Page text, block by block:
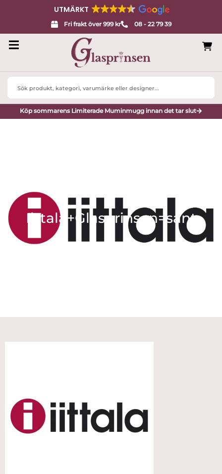
UTMÄRKT
Fri frakt över 999 kr 08 - 22 79 39
Search
Köp sommarens Limiterade Muminmugg innan det tar slut
Iittala+Glasprinsen=sant